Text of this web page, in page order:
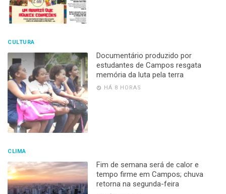
CULTURA
Documentário produzido por
estudantes de Campos resgata
memória da luta pela terra
HÁ 8 HORAS
CLIMA
Fim de semana será de calor e
tempo firme em Campos; chuva
retorna na segunda-feira